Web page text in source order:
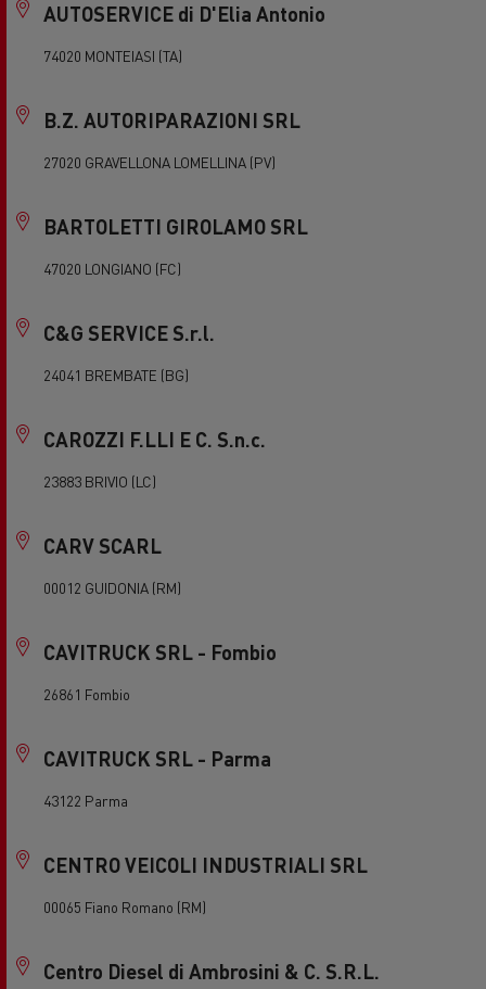
AUTOSERVICE di D'Elia Antonio
74020 MONTEIASI (TA)
B.Z. AUTORIPARAZIONI SRL
27020 GRAVELLONA LOMELLINA (PV)
BARTOLETTI GIROLAMO SRL
47020 LONGIANO (FC)
C&G SERVICE S.r.l.
24041 BREMBATE (BG)
CAROZZI F.LLI E C. S.n.c.
23883 BRIVIO (LC)
CARV SCARL
00012 GUIDONIA (RM)
CAVITRUCK SRL - Fombio
26861 Fombio
CAVITRUCK SRL - Parma
43122 Parma
CENTRO VEICOLI INDUSTRIALI SRL
00065 Fiano Romano (RM)
Centro Diesel di Ambrosini & C. S.R.L.